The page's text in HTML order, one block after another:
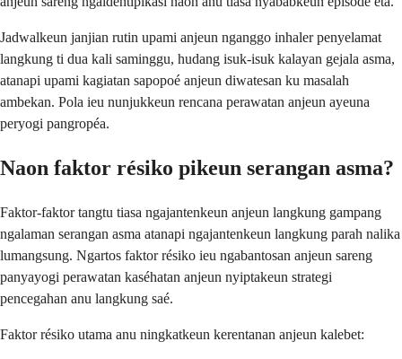
Jadwalkeun janjian rutin upami anjeun nganggo inhaler penyelamat
langkung ti dua kali saminggu, hudang isuk-isuk kalayan gejala asma,
atanapi upami kagiatan sapopoé anjeun diwatesan ku masalah
ambekan. Pola ieu nunjukkeun rencana perawatan anjeun ayeuna
peryogi pangropéa.
Naon faktor résiko pikeun serangan asma?
Faktor-faktor tangtu tiasa ngajantenkeun anjeun langkung gampang
ngalaman serangan asma atanapi ngajantenkeun langkung parah nalika
lumangsung. Ngartos faktor résiko ieu ngabantosan anjeun sareng
panyayogi perawatan kaséhatan anjeun nyiptakeun strategi
pencegahan anu langkung saé.
Faktor résiko utama anu ningkatkeun kerentanan anjeun kalebet: